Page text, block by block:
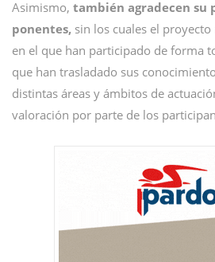
Asimismo, también agradecen su
ponentes, sin los cuales el
en el que han participado de forma
que han trasladado sus
distintas áreas y ámbitos de
valoración por parte de los